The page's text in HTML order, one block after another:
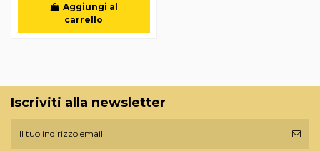
Aggiungi al
carrello
Iscriviti alla newsletter